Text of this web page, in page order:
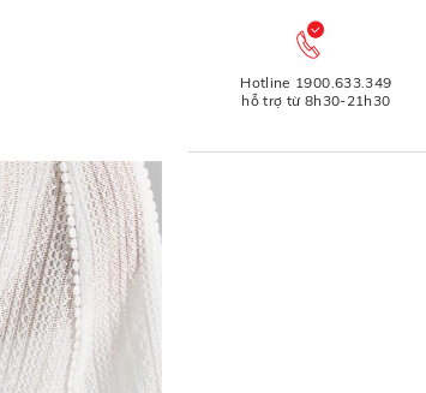
Hotline 1900.633.349
hỗ trợ từ 8h30-21h30